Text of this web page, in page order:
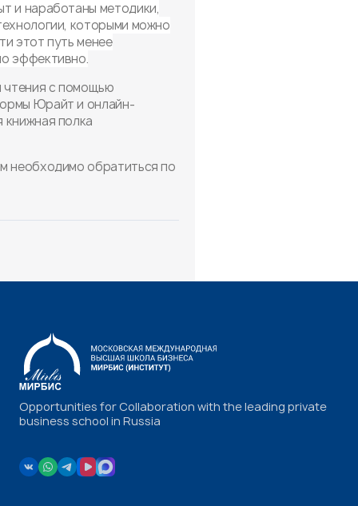
и наработаны методики,
которыми можно
этот путь менее
эффективно.
чтения с помощью
Юрайт и онлайн-
книжная полка
необходимо обратиться по
Opportunities for Collaboration with the leading private
business school in Russia